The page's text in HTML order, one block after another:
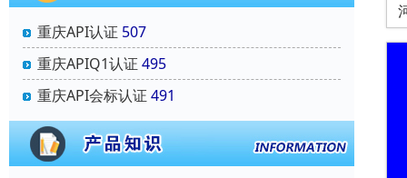
重庆API认证 507
重庆APIQ1认证 495
重庆API会标认证 491